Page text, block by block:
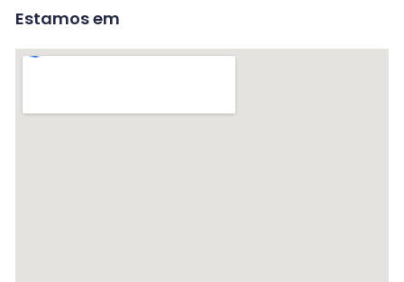
Estamos em